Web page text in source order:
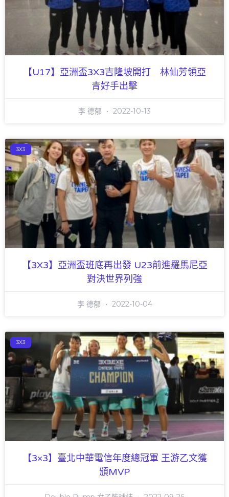
【U17】亞洲盃3X3吉隆坡開打 林仙芳領亞
青好手出擊
李 德郁 2022-10-13
3X3
【3X3】亞洲盃班底再出發 U23前進羅馬尼亞
對決世界列強
李 德郁 2022-10-04
3X3
【3×3】臺北中華電信年度總冠軍 王游乙文獲
頒MVP